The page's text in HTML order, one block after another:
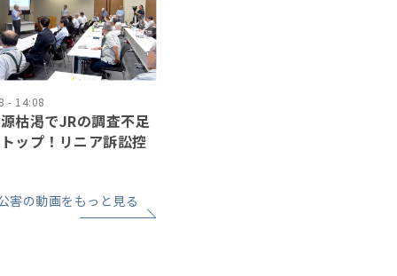
- 14:08
枯渇でJRの調査不足
ップ！リニア訴訟控
害の動画をもっと見る